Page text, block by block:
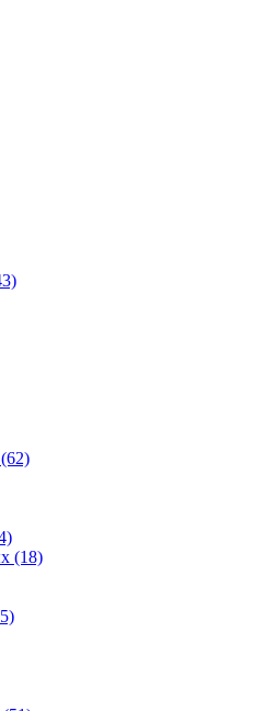
(62)
(18)